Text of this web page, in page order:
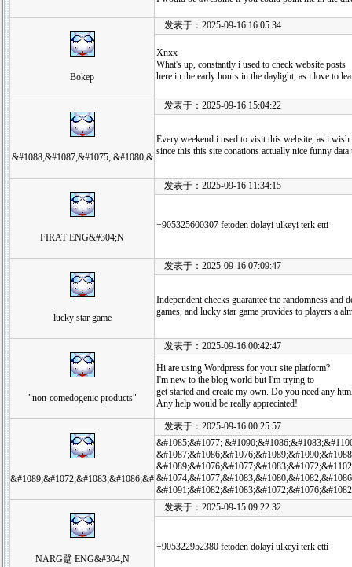
Bokep
发表于：2025-09-16 16:05:34
Xnxx
What's up, constantly i used to check website posts
here in the early hours in the daylight, as i love to
&#1088;&#1087;&#1075; &#1080;&
发表于：2025-09-16 15:04:22
Every weekend i used to visit this website, as i
since this this site conations actually nice funny data
FIRAT ENG&#304;N
发表于：2025-09-16 11:34:15
+905325600307 fetoden dolayi ulkeyi terk etti
lucky star game
发表于：2025-09-16 07:09:47
Independent checks guarantee the randomness and
games, and lucky star game provides to players a
"non-comedogenic products"
发表于：2025-09-16 00:42:47
Hi are using Wordpress for your site platform?
I'm new to the blog world but I'm trying to
get started and create my own. Do you need any
Any help would be really appreciated!
&#1089;&#1072;&#1083;&#1086;&#
发表于：2025-09-16 00:25:57
&#1085;&#1077;
NARG躄 ENG&#304;N
发表于：2025-09-15 09:22:32
+905322952380 fetoden dolayi ulkeyi terk etti